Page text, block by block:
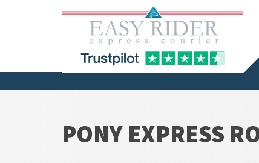
PONY EXPRESS